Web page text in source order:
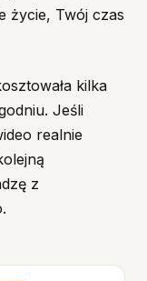
życie, Twój czas
kilka
Jeśli
realnie
z